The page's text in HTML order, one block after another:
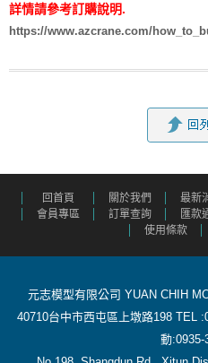
詳情請參考訂購說明.
https://www.azcrane.com/
回首頁 關於我們 最新
會員專區
訂單查詢 匯款
使用條款
元志模型有限公司 YUAN CHIH
40710台中市西屯區上墩路198 TEL
動:0935-